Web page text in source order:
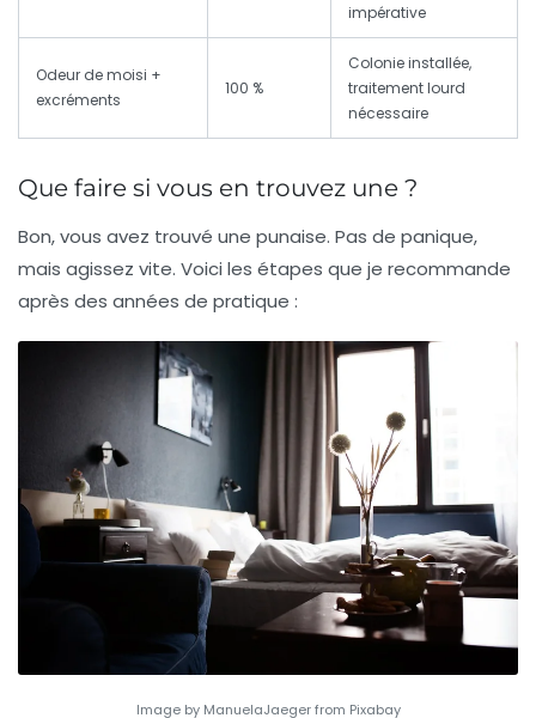
impérative
Odeur de moisi +
excréments
100 %
Colonie installée,
traitement lourd
nécessaire
Que faire si vous en trouvez une ?
Bon, vous avez trouvé une punaise. Pas de panique,
mais agissez vite. Voici les étapes que je recommande
après des années de pratique :
Image by ManuelaJaeger from Pixabay